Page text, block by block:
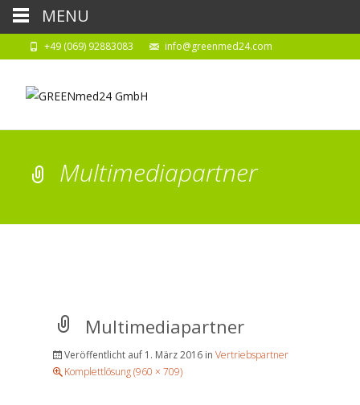
+49 (069) 92883083 info@greenmed24.com
Multimediapartner
Multimediapartner
Veröffentlicht auf 1. März 2016 in Vertriebspartner
Komplettlösung (960 × 709)
MENU